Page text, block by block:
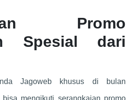
Promo
Spesial dari
Jagoweb khusus di bulan
mengikuti serangkaian promo